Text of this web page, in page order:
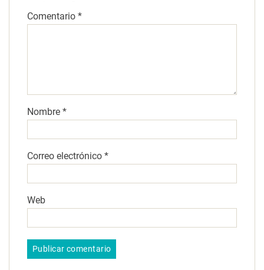
Comentario *
Nombre *
Correo electrónico *
Web